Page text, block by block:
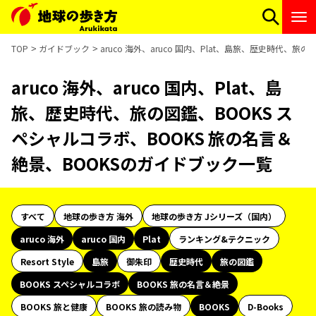
TOP ガイドブック aruco 海外、aruco 国内、Plat、島旅、歴史時代、旅の
aruco 海外、aruco 国内、Plat、島
旅、歴史時代、旅の図鑑、BOOKS ス
ペシャルコラボ、BOOKS 旅の名言＆
絶景、BOOKSのガイドブック一覧
すべて 地球の歩き方 海外
地球の歩き方 Jシリーズ（国内）
aruco 海外
aruco 国内 Plat
ランキング&テクニック
Resort Style
島旅 御朱印 歴史時代
旅の図鑑
BOOKS スペシャルコラボ
BOOKS 旅の名言＆絶景
BOOKS 旅と健康
BOOKS 旅の読み物 BOOKS D-Books